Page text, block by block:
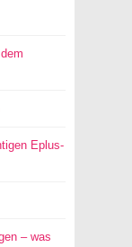
Eplus-
– was